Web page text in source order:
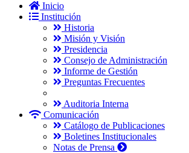
Inicio
Institución
Historia
Misión y Visión
Presidencia
Consejo de Administración
Informe de Gestión
Preguntas Frecuentes
Auditoria Interna
Comunicación
Catálogo de Publicaciones
Boletines Institucionales
Notas de Prensa